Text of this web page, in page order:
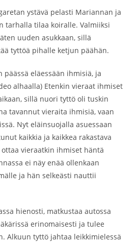
ystävä pelasti Mariannan ja
tarhalla tilaa koiralle. Valmiiksi
uuden asukkaan, sillä
tyttöä pihalle ketjun päähän.
eläessään ihmisiä, ja
alhaalla) Etenkin vieraat ihmiset
sillä nuori tyttö oli tuskin
tavannut vieraita ihmisiä, vaan
Nyt eläinsuojalla asuessaan
kaikkia ja kaikkea rakastava
vieraatkin ihmiset häntä
ei näy enää ollenkaan
ja hän selkeästi nauttii
hienosti, matkustaa autossa
erinomaisesti ja tulee
Alkuun tyttö jahtaa leikkimielessä